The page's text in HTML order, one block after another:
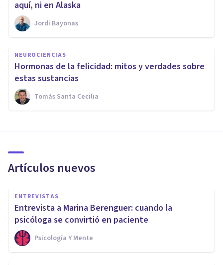
aquí, ni en Alaska
Jordi Bayonas
NEUROCIENCIAS
Hormonas de la felicidad: mitos y verdades sobre
estas sustancias
Tomás Santa Cecilia
Artículos nuevos
ENTREVISTAS
Entrevista a Marina Berenguer: cuando la
psicóloga se convirtió en paciente
Psicología Y Mente